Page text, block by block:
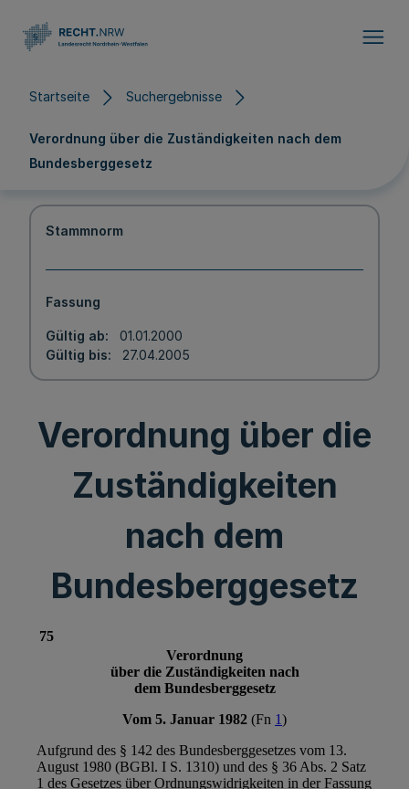
Startseite Suchergebnisse
Verordnung über die Zuständigkeiten nach dem
Bundesberggesetz
Stammnorm
Fassung
Gültig ab
01.01.2000
Gültig bis
27.04.2005
Verordnung über die
Zuständigkeiten
nach dem
Bundesberggesetz